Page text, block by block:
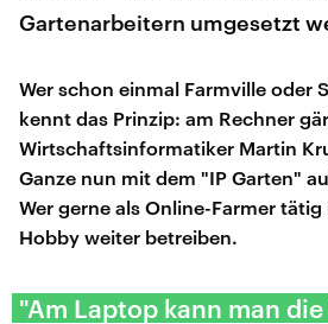
Gartenarbeitern umgesetzt
Wer schon einmal Farmville oder
kennt das Prinzip: am Rechner
Wirtschaftsinformatiker Martin
Ganze nun mit dem "IP Garten"
Wer gerne als Online-Farmer
Hobby weiter betreiben.
"Am Laptop kann man die